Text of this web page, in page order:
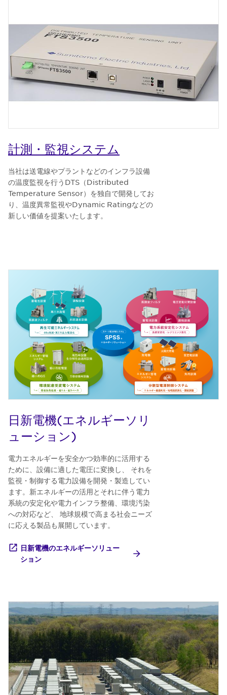
計測・監視システム
当社は送電線やプラントなどのインフラ設備
の温度監視を行うDTS（Distributed
Temperature Sensor）を独自で開発してお
り、温度異常監視やDynamic Ratingなどの
新しい価値を提案いたします。
日新電機(エネルギーソリ
ューション)
電力エネルギーを安全かつ効率的に活用する
ために、設備に適した電圧に変換し、 それを
監視・制御する電力設備を開発・製造してい
ます。新エネルギーの活用とそれに伴う電力
系統の安定化や電力インフラ整備、環境汚染
への対応など、 地球規模で高まる社会ニーズ
に応える製品も展開しています。
日新電機のエネルギーソリュー
ション